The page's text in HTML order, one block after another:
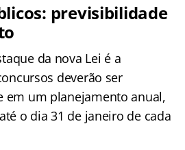
previsibilidade
da nova Lei é a
deverão ser
em um planejamento anual,
o dia 31 de janeiro de cada